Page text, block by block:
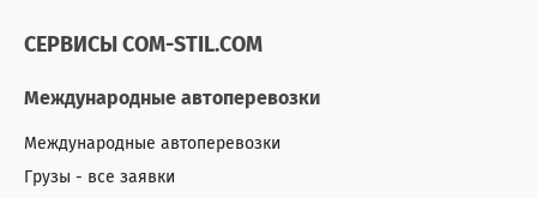
СЕРВИСЫ COM-STIL.COM
Международные автоперевозки
Международные автоперевозки
Грузы - все заявки